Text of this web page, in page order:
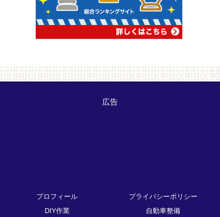
広告
プロフィール
プライバシーポリシー
DIY作業
自動車整備